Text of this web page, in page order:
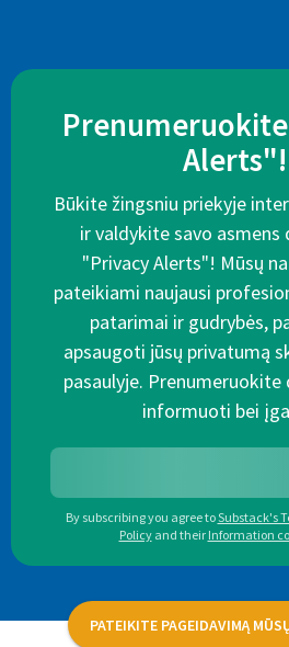
Alerts"!
Būkite žingsniu priekyje
ir valdykite savo asmens
"Privacy Alerts"! Mūsų
pateikiami naujausi
patarimai ir gudrybės,
apsaugoti jūsų privatumą
pasaulyje.
informuoti bei
By subscribing you agree toSubstack's
Policy and their Information
PATEIKITE PAGEIDAVIMĄ